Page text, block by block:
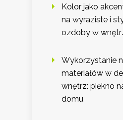
Kolor jako
na wyraziste i
ozdoby w
Wykorzystanie
materiałów w
wnętrz: piękno
domu